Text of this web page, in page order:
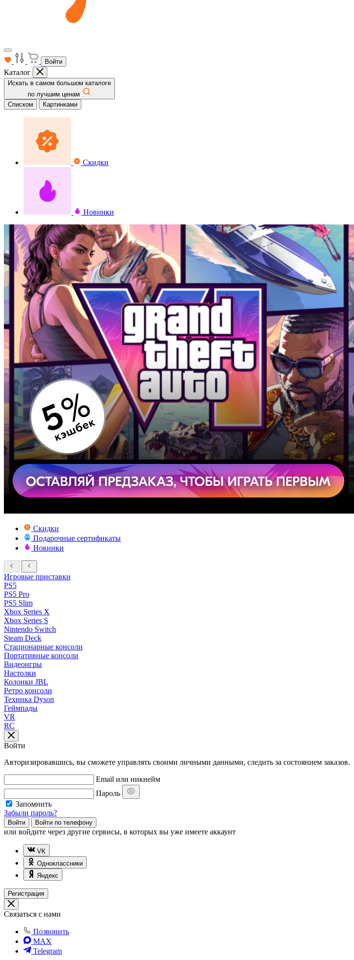
Войти
Каталог
Искать в самом большом каталоге
по лучшим ценам
Списком
Картинками
Скидки
Новинки
Скидки
Подарочные сертификаты
Новинки
Игровые приставки
PS5
PS5 Pro
PS5 Slim
Xbox Series X
Xbox Series S
Nintendo Switch
Steam Deck
Стационарные консоли
Портативные консоли
Видеоигры
Настолки
Колонки JBL
Ретро консоли
Техника Dyson
Геймпады
VR
RC
Войти
Авторизировавшись, вы сможете управлять своими личными данными, следить за состоянием заказов.
Email или никнейм
Пароль
Запомнить
Забыли пароль?
Войти Войти по телефону
или войдите через другие сервисы, в которых вы уже имеете аккаунт
VK
Одноклассники
Яндекс
Регистрация
Связаться с нами
Позвонить
MAX
Telegram